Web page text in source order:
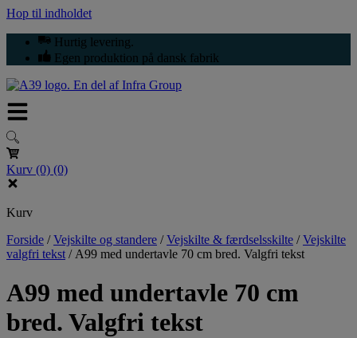
Hop til indholdet
Hurtig levering.
Egen produktion på dansk fabrik
Kurv (0) (0)
Kurv
Forside /Vejskilte og standere /Vejskilte & færdselsskilte /Vejskilte
valgfri tekst / A99 med undertavle 70 cm bred. Valgfri tekst
A99 med undertavle 70 cm
bred. Valgfri tekst